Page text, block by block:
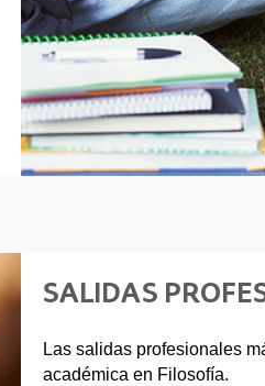
SALIDAS
Las salidas profesionales
académica en Filosofía.